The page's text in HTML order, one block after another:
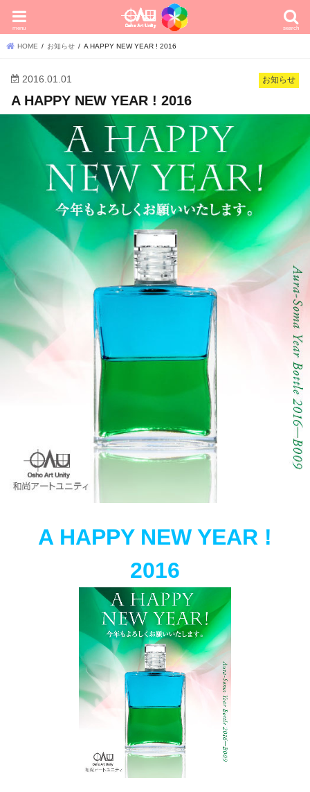
search
menu
HOME お知らせ A HAPPY NEW YEAR ! 2016
お知らせ
2016.01.01
A HAPPY NEW YEAR ! 2016
A HAPPY NEW YEAR !
2016